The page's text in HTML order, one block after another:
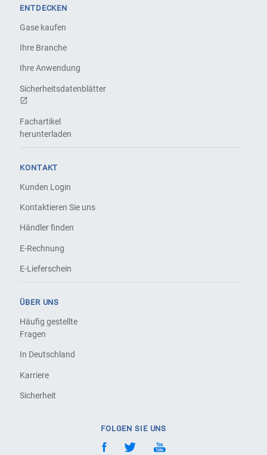
ENTDECKEN
Gase kaufen
Ihre Branche
Ihre Anwendung
Sicherheitsdatenblätter
Fachartikel
herunterladen
KONTAKT
Kunden Login
Kontaktieren Sie uns
Händler finden
E-Rechnung
E-Lieferschein
ÜBER UNS
Häufig gestellte
Fragen
In Deutschland
Karriere
Sicherheit
FOLGEN SIE UNS